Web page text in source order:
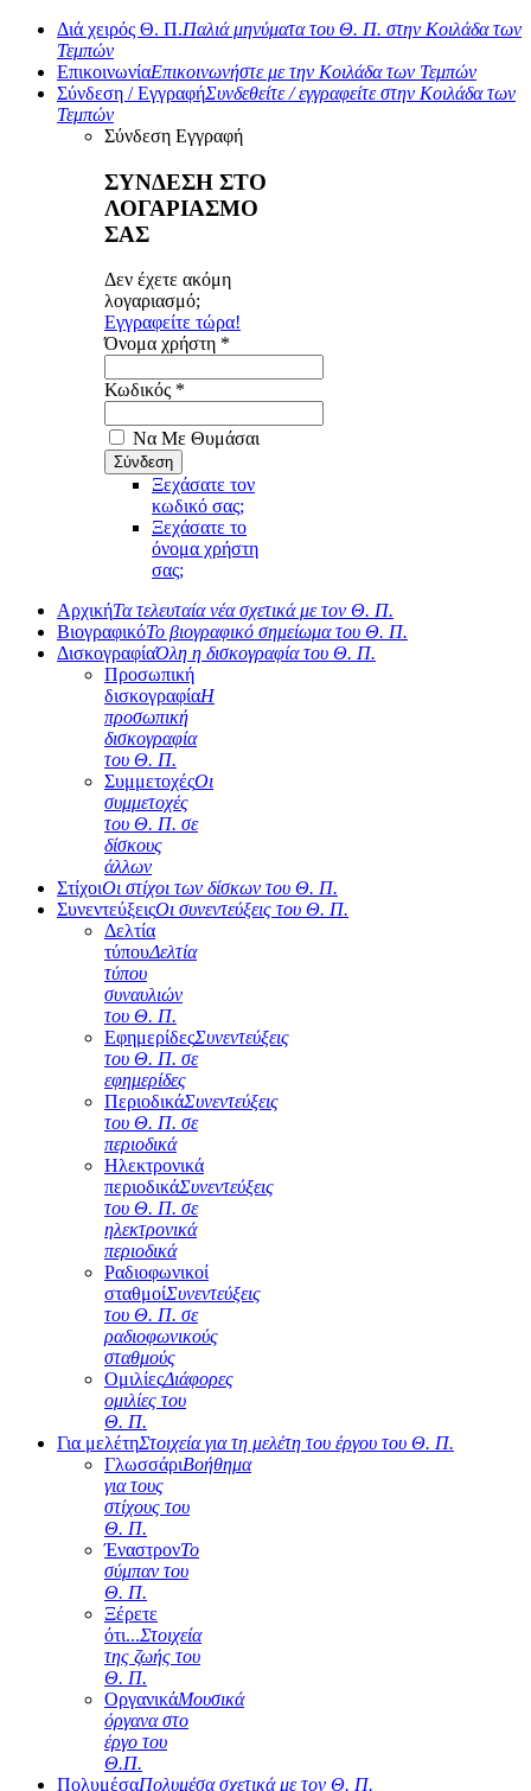
Διά χειρός Θ. Π.Παλιά μηνύματα του Θ. Π. στην Κοιλάδα των
Τεμπών
ΕπικοινωνίαΕπικοινωνήστε με την Κοιλάδα των Τεμπών
Σύνδεση / ΕγγραφήΣυνδεθείτε / εγγραφείτε στην Κοιλάδα των
Τεμπών
Σύνδεση Εγγραφή
ΣΥΝΔΕΣΗ ΣΤΟ
ΛΟΓΑΡΙΑΣΜΟ
ΣΑΣ
Δεν έχετε ακόμη
λογαριασμό;
Εγγραφείτε τώρα!
Όνομα χρήστη *
Κωδικός *
Να Με Θυμάσαι
Ξεχάσατε τον
κωδικό σας;
Ξεχάσατε το
όνομα χρήστη
σας;
ΑρχικήΤα τελευταία νέα σχετικά με τον Θ. Π.
ΒιογραφικόΤο βιογραφικό σημείωμα του Θ. Π.
ΔισκογραφίαΌλη η δισκογραφία του Θ. Π.
Προσωπική
δισκογραφίαΗ
προσωπική
δισκογραφία
του Θ. Π.
ΣυμμετοχέςΟι
συμμετοχές
του Θ. Π. σε
δίσκους
άλλων
ΣτίχοιΟι στίχοι των δίσκων του Θ. Π.
ΣυνεντεύξειςΟι συνεντεύξεις του Θ. Π.
Δελτία
τύπουΔελτία
τύπου
συναυλιών
του Θ. Π.
ΕφημερίδεςΣυνεντεύξεις
του Θ. Π. σε
εφημερίδες
ΠεριοδικάΣυνεντεύξεις
του Θ. Π. σε
περιοδικά
Ηλεκτρονικά
περιοδικάΣυνεντεύξεις
του Θ. Π. σε
ηλεκτρονικά
περιοδικά
Ραδιοφωνικοί
σταθμοίΣυνεντεύξεις
του Θ. Π. σε
ραδιοφωνικούς
σταθμούς
ΟμιλίεςΔιάφορες
ομιλίες του
Θ. Π.
Για μελέτηΣτοιχεία για τη μελέτη του έργου του Θ. Π.
ΓλωσσάριΒοήθημα
για τους
στίχους του
Θ. Π.
ΈναστρονΤο
σύμπαν του
Θ. Π.
Ξέρετε
ότι...Στοιχεία
της ζωής του
Θ. Π.
ΟργανικάΜουσικά
όργανα στο
έργο του
Θ.Π.
ΠολυμέσαΠολυμέσα σχετικά με τον Θ. Π.